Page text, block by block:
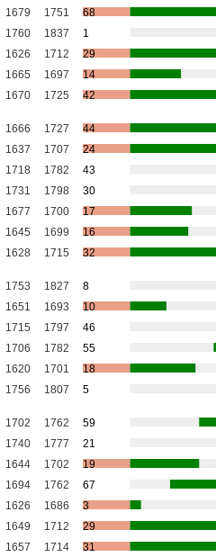
1679 1751
68
1760 1837
1
1626 1712
29
1665 1697
14
1670 1725 42
1666 1727
44
1637 1707
24
1718 1782
43
1731 1798
30
1677 1700
17
1645 1699
16
1628 1715 32
1753 1827
8
1651 1693
10
1715 1797
46
1706 1782
55
1620 1701
18
1756 1807 5
1702 1762
59
1740 1777
21
1644 1702
19
1694 1762
67
1626 1686
3
1649 1712
29
1657 1714
31